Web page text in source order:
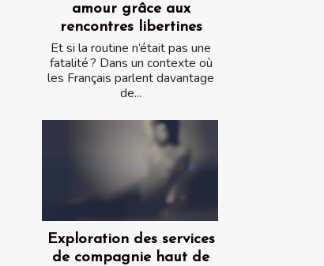
amour grâce aux
rencontres libertines
Et si la routine n’était pas une
fatalité ? Dans un contexte où
les Français parlent davantage
de...
Exploration des services
de compagnie haut de